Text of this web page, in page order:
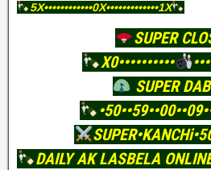
5X••••••••••••0X•••••••••••••1X
SUPER
X0••••••••••
SUPER
DAILY AK LASBELA